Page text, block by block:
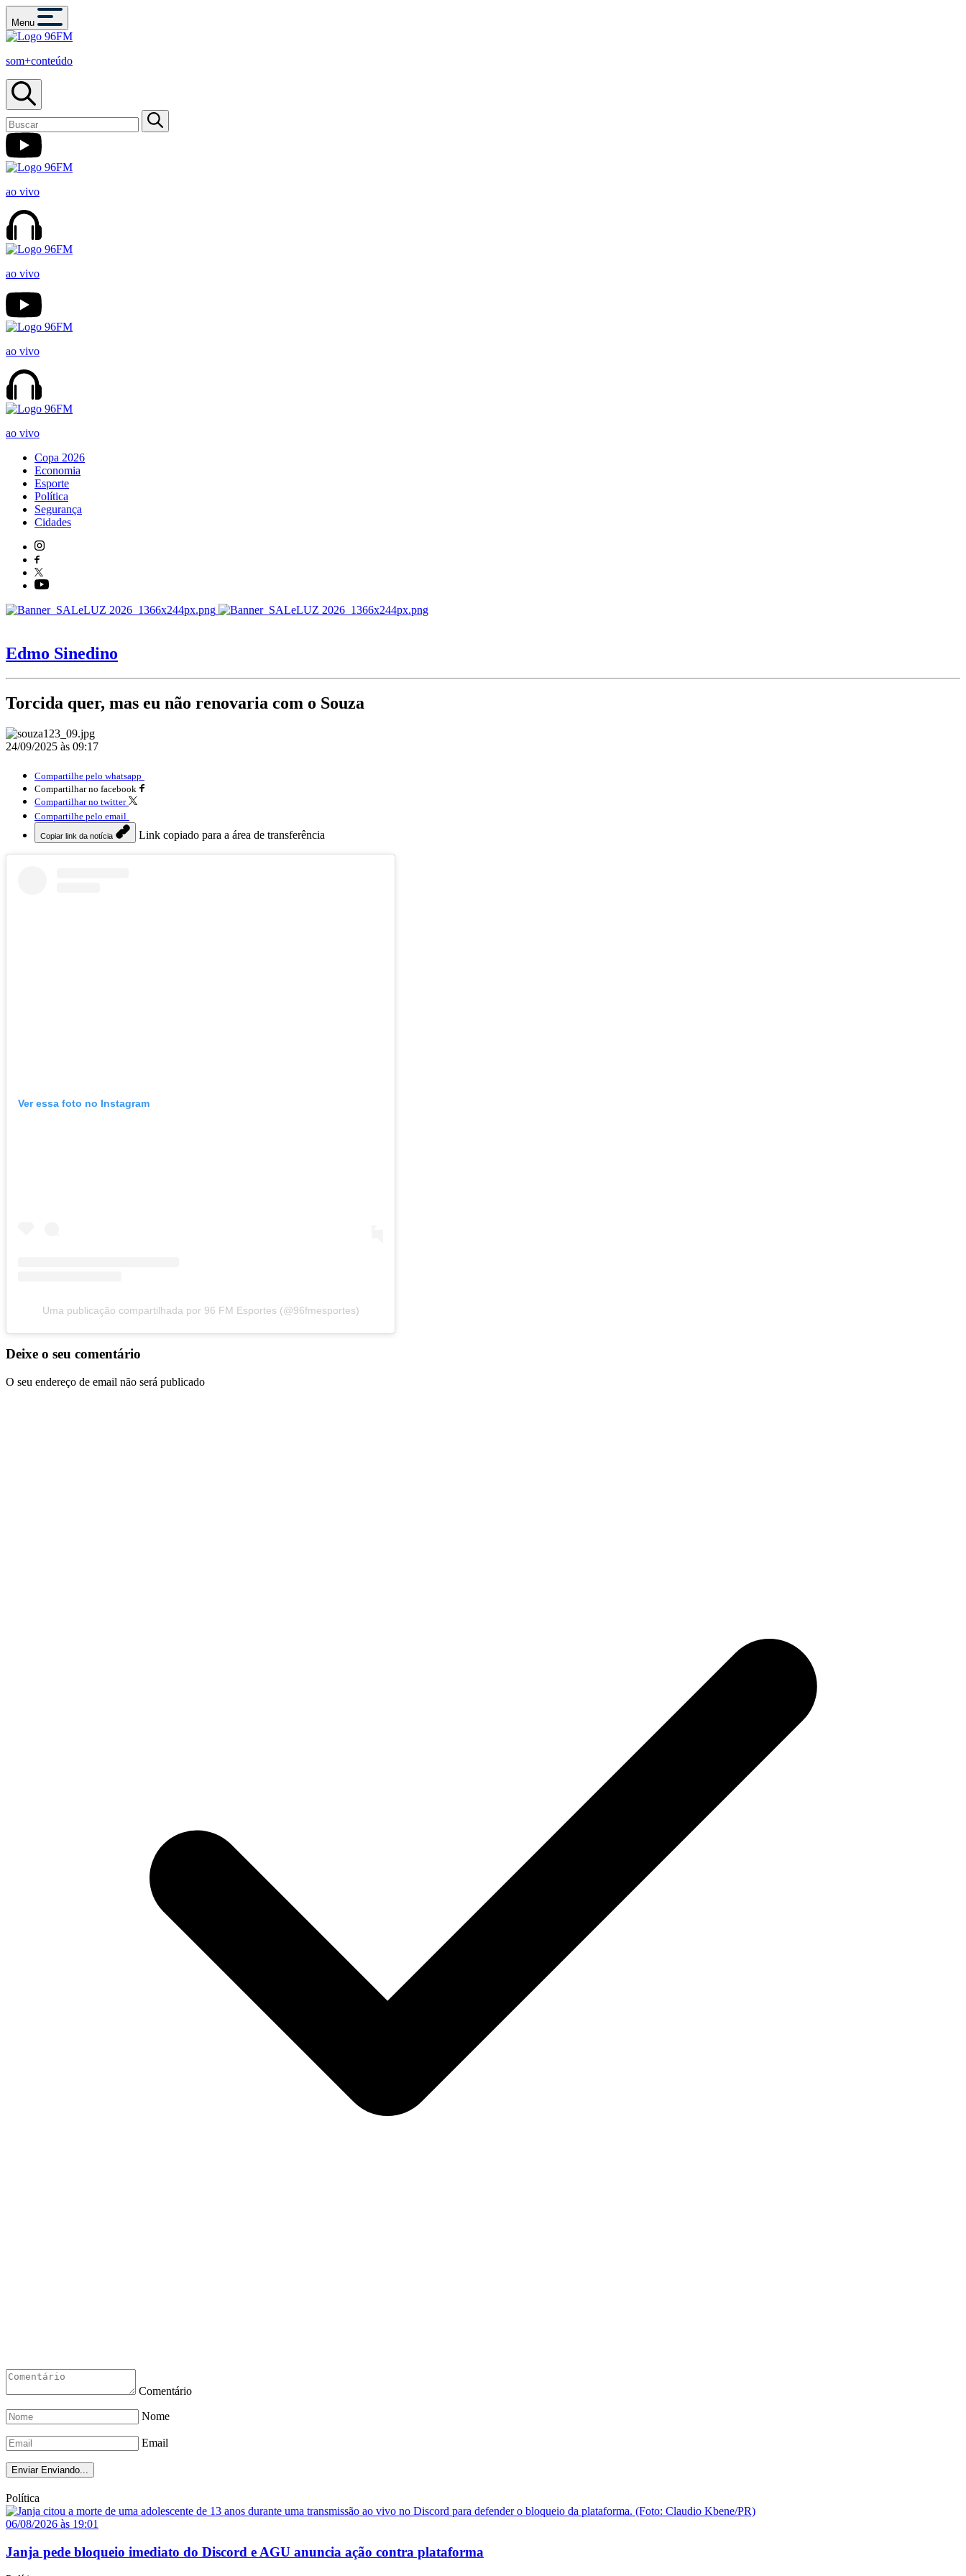
Menu
som+conteúdo
ao vivo
ao vivo
ao vivo
ao vivo
Copa 2026
Economia
Esporte
Política
Segurança
Cidades
Edmo Sinedino
Torcida quer, mas eu não renovaria com o Souza
24/09/2025 às 09:17
Compartilhe pelo whatsapp
Compartilhar no facebook
Compartilhar no twitter
Compartilhe pelo email
Copiar link da notícia Link copiado para a área de transferência
Ver essa foto no Instagram
Uma publicação compartilhada por 96 FM Esportes (@96fmesportes)
Deixe o seu comentário
O seu endereço de email não será publicado
Comentário
Nome
Email
Enviar Enviando...
Política
06/08/2026 às 19:01
Janja pede bloqueio imediato do Discord e AGU anuncia ação contra plataforma